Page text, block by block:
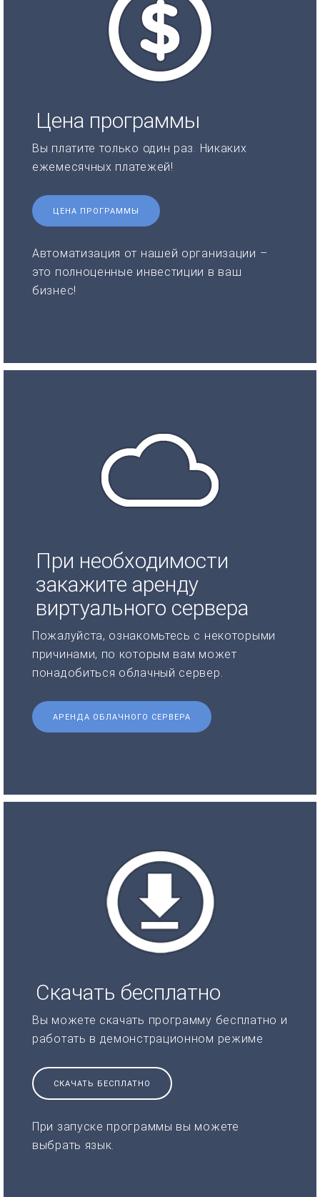
Цена программы
Вы платите только один раз. Никаких
ежемесячных платежей!
ЦЕНА ПРОГРАММЫ
Автоматизация от нашей организации –
это полноценные инвестиции в ваш
бизнес!
При необходимости
закажите аренду
виртуального сервера
Пожалуйста, ознакомьтесь с некоторыми
причинами, по которым вам может
понадобиться облачный сервер.
АРЕНДА ОБЛАЧНОГО СЕРВЕРА
Скачать бесплатно
Вы можете скачать программу бесплатно и
работать в демонстрационном режиме
СКАЧАТЬ БЕСПЛАТНО
При запуске программы вы можете
выбрать язык.